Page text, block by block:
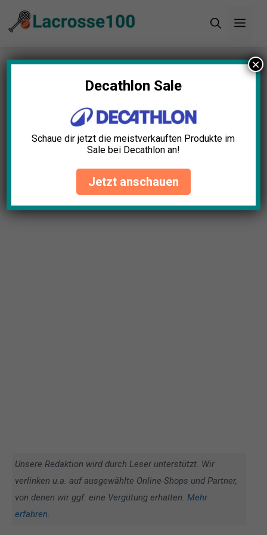
Inhalt
Startseite»Blog»Lacrosse Rückprallwand Test:
Die 10 besten (Bestenliste)
Lacrosse Rückprallwand Test:
Die 10 besten (Bestenliste)
April 23, 2025
Unsere Redaktion wird durch Leser unterstützt. Wir
verlinken u.a. auf ausgewählte Online-Shops und Partner,
von denen wir ggf. eine Vergütung erhalten. Mehr
erfahren.
Decathlon Sale
Schaue dir jetzt die meistverkauften Produkte im
Sale bei Decathlon an!
Jetzt anschauen
×